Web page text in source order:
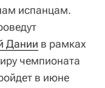
испанцам.
Дании в рамках
чемпионата
в июне